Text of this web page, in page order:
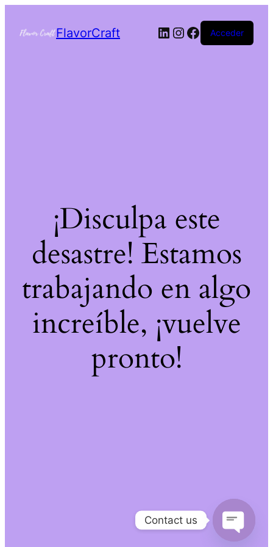
FlavorCraft Acceder
¡Disculpa este
desastre! Estamos
trabajando en algo
increíble, ¡vuelve
pronto!
Contact us